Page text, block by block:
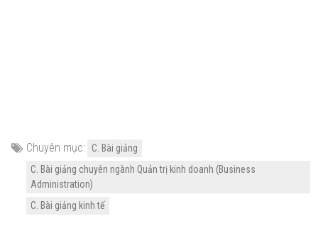
Chuyên mục:
C. Bài giảng
C. Bài giảng chuyên ngành Quản trị kinh doanh (Business
Administration)
C. Bài giảng kinh tế